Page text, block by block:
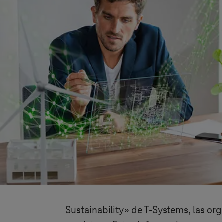
Sustainability» deT-Systems, las